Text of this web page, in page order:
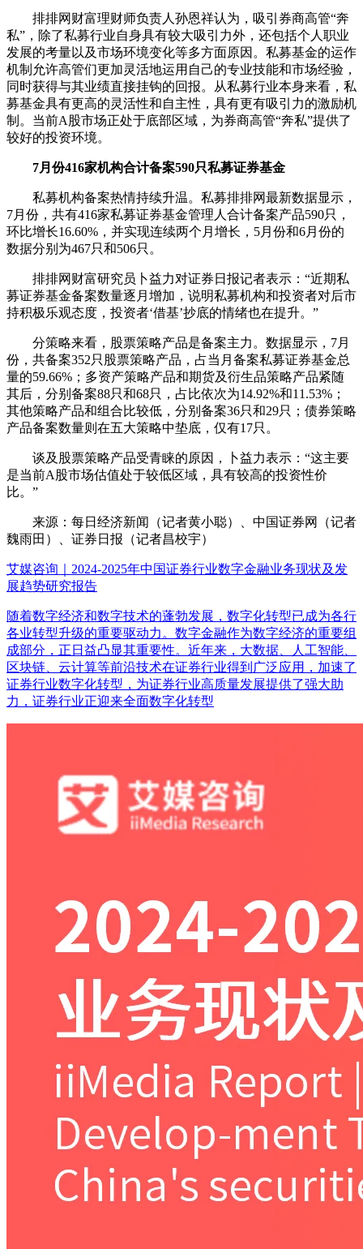
排排网财富理财师负责人孙恩祥认为，吸引券商高管“奔
私”，除了私募行业自身具有较大吸引力外，还包括个人职业
发展的考量以及市场环境变化等多方面原因。私募基金的运作
机制允许高管们更加灵活地运用自己的专业技能和市场经验，
同时获得与其业绩直接挂钩的回报。从私募行业本身来看，私
募基金具有更高的灵活性和自主性，具有更有吸引力的激励机
制。当前A股市场正处于底部区域，为券商高管“奔私”提供了
较好的投资环境。
7月份416家机构合计备案590只私募证券基金
私募机构备案热情持续升温。私募排排网最新数据显示，
7月份，共有416家私募证券基金管理人合计备案产品590只，
环比增长16.60%，并实现连续两个月增长，5月份和6月份的
数据分别为467只和506只。
排排网财富研究员卜益力对证券日报记者表示：“近期私
募证券基金备案数量逐月增加，说明私募机构和投资者对后市
持积极乐观态度，投资者‘借基’抄底的情绪也在提升。”
分策略来看，股票策略产品是备案主力。数据显示，7月
份，共备案352只股票策略产品，占当月备案私募证券基金总
量的59.66%；多资产策略产品和期货及衍生品策略产品紧随
其后，分别备案88只和68只，占比依次为14.92%和11.53%；
其他策略产品和组合比较低，分别备案36只和29只；债券策略
产品备案数量则在五大策略中垫底，仅有17只。
谈及股票策略产品受青睐的原因，卜益力表示：“这主要
是当前A股市场估值处于较低区域，具有较高的投资性价
比。”
来源：每日经济新闻（记者黄小聪）、中国证券网（记者
魏雨田）、证券日报（记者昌校宇）
艾媒咨询｜2024-2025年中国证券行业数字金融业务现状及发
展趋势研究报告
随着数字经济和数字技术的蓬勃发展，数字化转型已成为各行
各业转型升级的重要驱动力。数字金融作为数字经济的重要组
成部分，正日益凸显其重要性。近年来，大数据、人工智能、
区块链、云计算等前沿技术在证券行业得到广泛应用，加速了
证券行业数字化转型，为证券行业高质量发展提供了强大助
力，证券行业正迎来全面数字化转型